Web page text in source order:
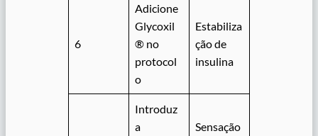
6
Adicione
Glycoxil
® no
protocol
o
Estabiliza
ção de
insulina
Introduz
a
Sensação